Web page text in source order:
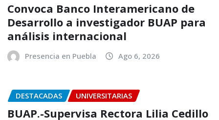
Convoca Banco Interamericano de
Desarrollo a investigador BUAP para
análisis internacional
Presencia en Puebla Ago 6, 2026
DESTACADAS UNIVERSITARIAS
BUAP.-Supervisa Rectora Lilia Cedillo